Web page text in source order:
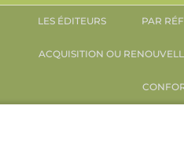
LES ÉDITEURS PAR
ACQUISITION OU